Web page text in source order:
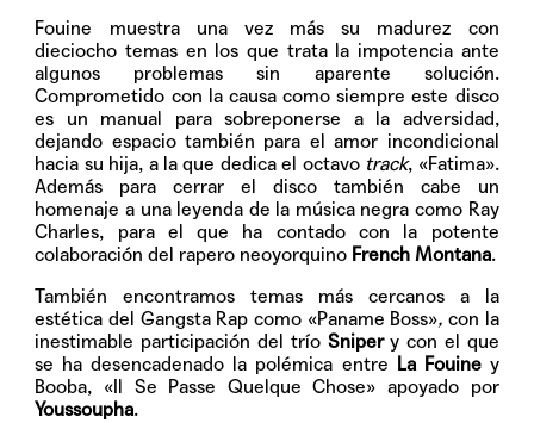
Fouine muestra una vez más su madurez con
dieciocho temas en los que trata la impotencia ante
algunos problemas sin aparente solución.
Comprometido con la causa como siempre este disco
es un manual para sobreponerse a la adversidad,
dejando espacio también para el amor incondicional
hacia su hija, a la que dedica el octavo track, «Fatima».
Además para cerrar el disco también cabe un
homenaje a una leyenda de la música negra como Ray
Charles, para el que ha contado con la potente
colaboración del rapero neoyorquino French Montana.
También encontramos temas más cercanos a la
estética del Gangsta Rap como «Paname Boss», con la
inestimable participación del trío Snipery con el que
se ha desencadenado la polémica entre La Fouiney
Booba, «Il Se Passe Quelque Chose» apoyado por
Youssoupha.